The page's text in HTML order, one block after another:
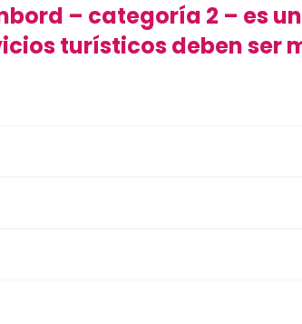
– categoría 2 – es
turísticos deben